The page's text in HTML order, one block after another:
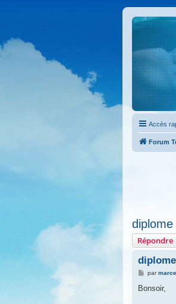
Accès
Forum
diplome
Répondre
M
s
par
Bonsoir,